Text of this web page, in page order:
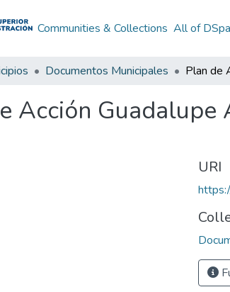
Communities & Collections All of
Documentos Municipales
Acción
URI